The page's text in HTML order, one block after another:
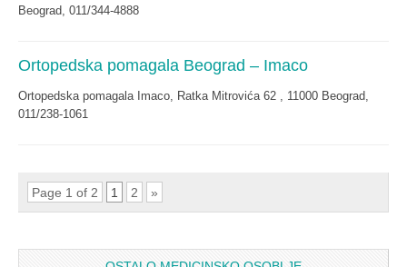
Beograd, 011/344-4888
Ortopedska pomagala Beograd – Imaco
Ortopedska pomagala Imaco, Ratka Mitrovića 62 , 11000 Beograd,
011/238-1061
Page 1 of 2 1 2 »